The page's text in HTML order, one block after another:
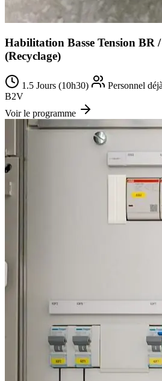
Habilitation Basse Tension BR
(Recyclage)
1.5 Jours (10h30)
Personnel
B2V
Voir le programme